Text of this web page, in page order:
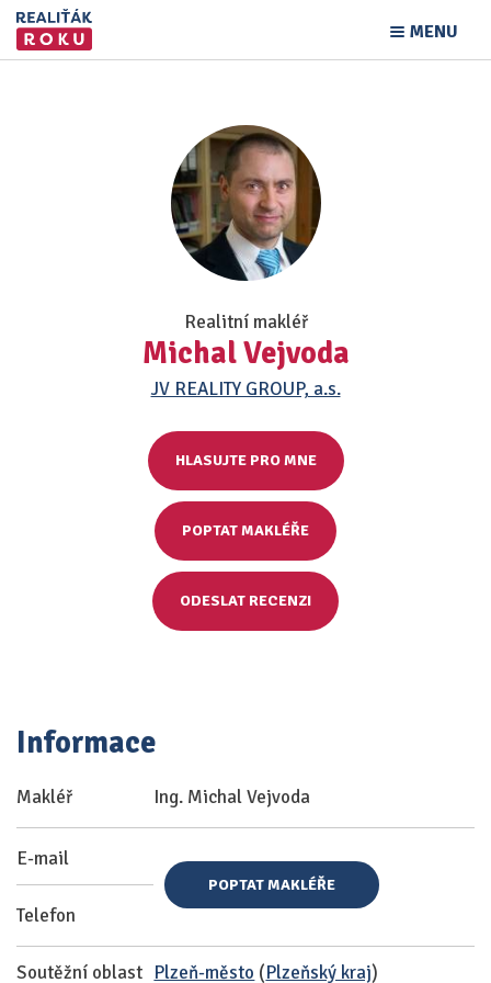
MENU
Realitní makléř
Michal Vejvoda
JV REALITY GROUP, a.s.
HLASUJTE PRO MNE
POPTAT MAKLÉŘE
ODESLAT RECENZI
Informace
Makléř Ing. Michal Vejvoda
E-mail
Telefon
POPTAT MAKLÉŘE
Soutěžní oblast Plzeň-město (Plzeňský kraj)